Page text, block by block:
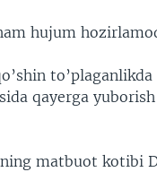
hujum
qayerga
matbuot kotibi